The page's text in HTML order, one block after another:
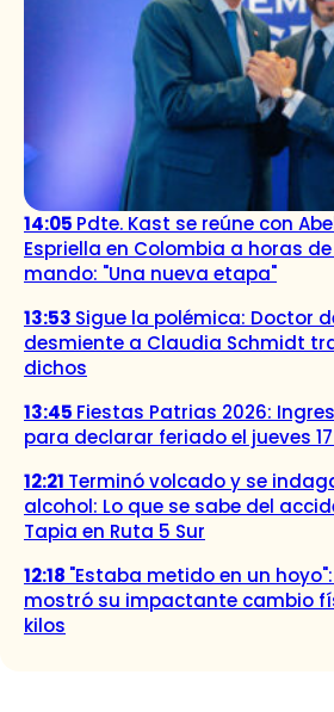
14:05 Pdte. Kast se reúne con
Espriella en Colombia a horas
mando: "Una nueva etapa"
13:53 Sigue la polémica: Doctor
desmiente a Claudia Schmidt
dichos
13:45 Fiestas Patrias 2026:
para declarar feriado el jueves
12:21 Terminó volcado y se
alcohol: Lo que se sabe del
Tapia en Ruta 5 Sur
12:18 "Estaba metido en un
mostró su impactante cambio
kilos